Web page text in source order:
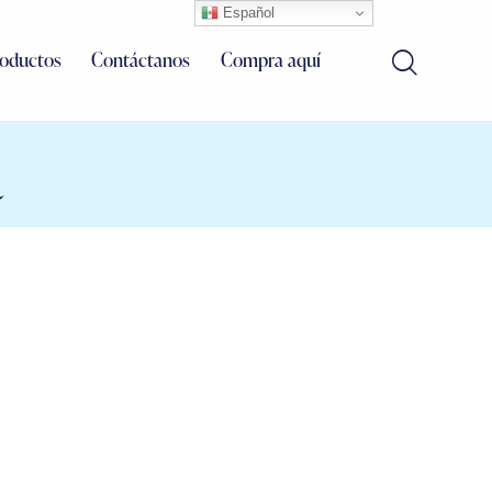
Contáctanos Compra aquí
Español